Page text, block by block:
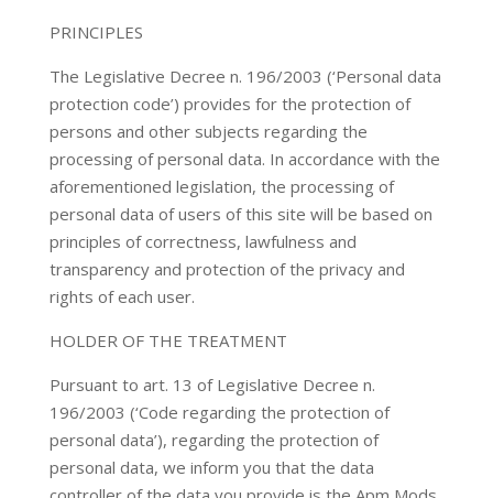
PRINCIPLES
The Legislative Decree n. 196/2003 (‘Personal data
protection code’) provides for the protection of
persons and other subjects regarding the
processing of personal data. In accordance with the
aforementioned legislation, the processing of
personal data of users of this site will be based on
principles of correctness, lawfulness and
transparency and protection of the privacy and
rights of each user.
HOLDER OF THE TREATMENT
Pursuant to art. 13 of Legislative Decree n.
196/2003 (‘Code regarding the protection of
personal data’), regarding the protection of
personal data, we inform you that the data